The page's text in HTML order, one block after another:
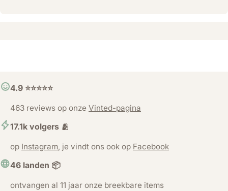
4.9 ⭐️⭐️⭐️⭐️⭐️
463 reviews op onze Vinted-pagina
17.1k volgers 🫂
op Instagram, je vindt ons ook op Facebook
46 landen 📦
ontvangen al 11 jaar onze breekbare items